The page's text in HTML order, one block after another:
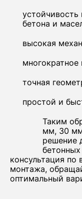
устойчивость
бетона и
высокая
многократное
точная
простой и
Таким
мм, 30
решение
консультация по
монтажа,
оптимальный